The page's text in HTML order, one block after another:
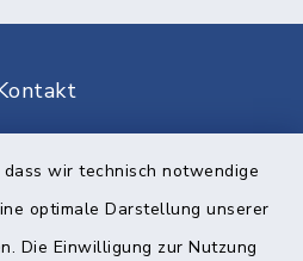
wir technisch notwendige
optimale Darstellung unserer
Die Einwilligung zur Nutzung